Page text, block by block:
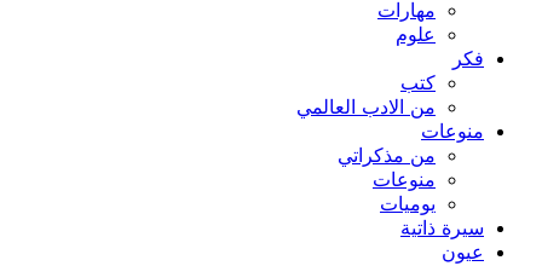
مهارات
علوم
فكر
كتب
من الادب العالمي
منوعات
من مذكراتي
منوعات
يوميات
سيرة ذاتية
عيون